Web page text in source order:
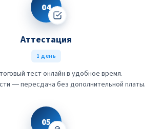
04
Аттестация
1 день
тест онлайн в удобное время.
— пересдача без дополнительной платы.
05